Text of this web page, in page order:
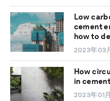
Low
cement
how to
2023年03
How
in
2023年01